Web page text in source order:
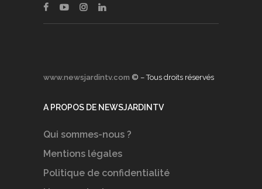
www.newsjardintv.com © – Tous droits réservés
A PROPOS DE NEWSJARDINTV
Qui sommes-nous ?
Mentions légales
Politique de confidentialité